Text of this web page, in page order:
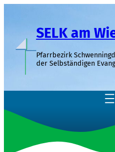
SELK am
Pfarrbezirk
der Selbständigen